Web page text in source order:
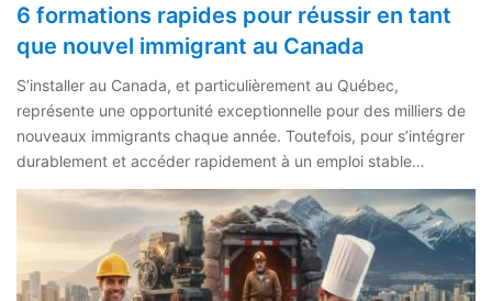
6 formations rapides pour réussir en tant
que nouvel immigrant au Canada
S’installer au Canada, et particulièrement au Québec,
représente une opportunité exceptionnelle pour des milliers de
nouveaux immigrants chaque année. Toutefois, pour s’intégrer
durablement et accéder rapidement à un emploi stable…